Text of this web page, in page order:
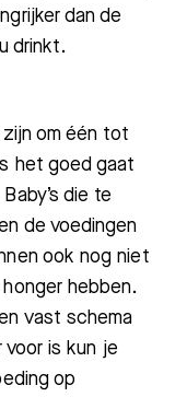
dan de
drinkt.
om één tot
het goed gaat
die te
de voedingen
ook nog niet
hebben.
vast schema
voor is kun je
op